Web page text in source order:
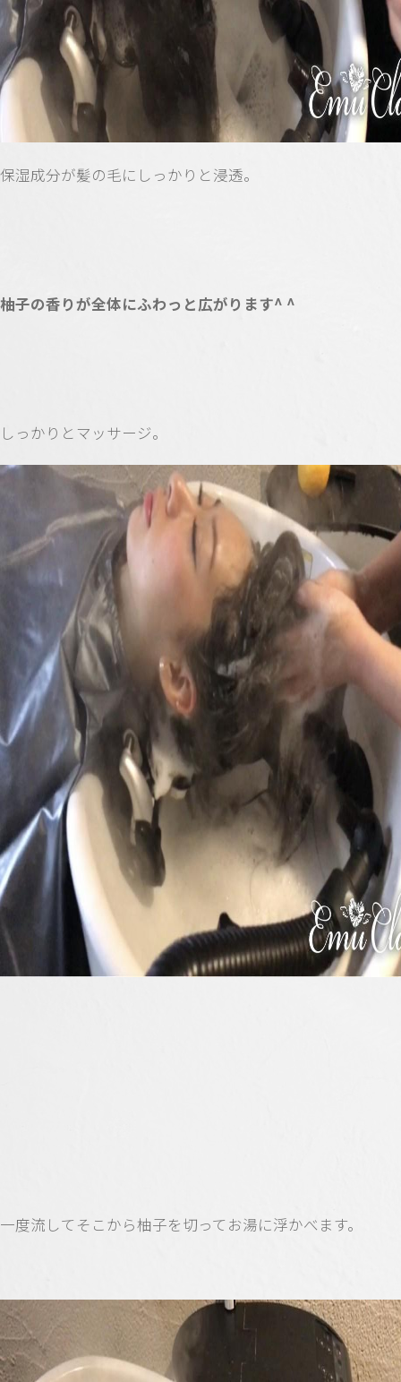
保湿成分が髪の毛にしっかりと浸透。
柚子の香りが全体にふわっと広がります^ ^
しっかりとマッサージ。
一度流してそこから柚子を切ってお湯に浮かべます。